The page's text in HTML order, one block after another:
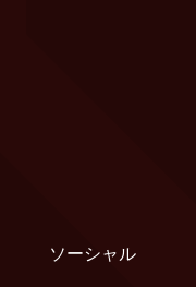
ソーシャル